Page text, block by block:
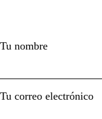
Tu nombre
Tu correo electrónico